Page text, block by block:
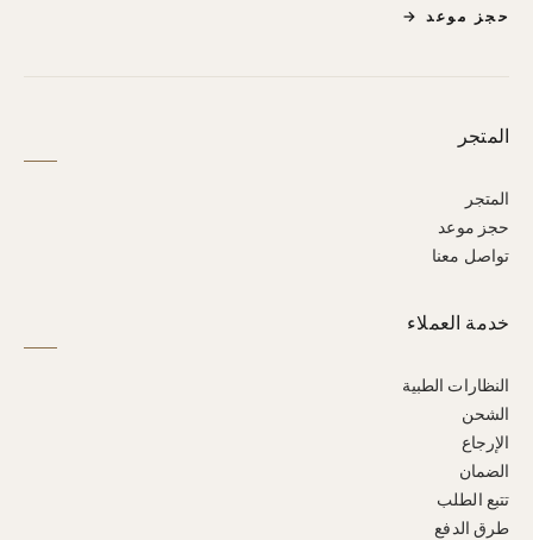
حجز موعد →
المتجر
المتجر
حجز موعد
تواصل معنا
خدمة العملاء
النظارات الطبية
الشحن
الإرجاع
الضمان
تتبع الطلب
طرق الدفع